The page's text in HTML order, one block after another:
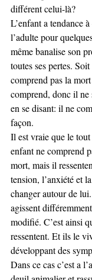
différent celui-là?
L’enfant a tendance
l’adulte pour
même banalise son
toutes ses pertes.
comprend pas la
comprend, donc il ne
en se disant: il ne
façon.
Il est vraie que le
enfant ne comprend
mort, mais il
tension, l’anxiété et
changer autour de
agissent
modifié. C’est ainsi
ressentent. Et ils le
développant des
Dans ce cas c’est a